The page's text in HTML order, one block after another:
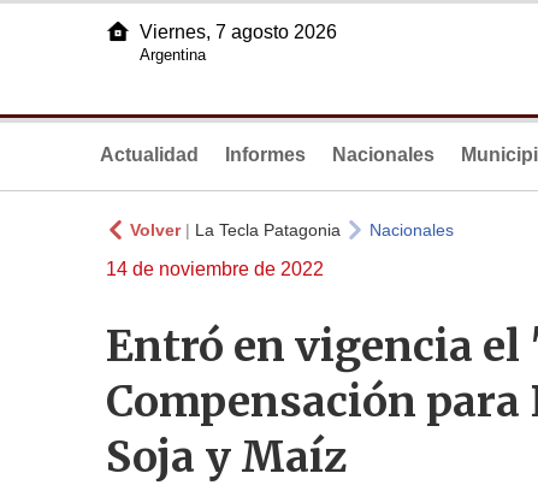
Viernes, 7 agosto 2026
Argentina
Actualidad Informes Nacionales
Volver| La Tecla Patagonia Nacionales
14 de noviembre de 2022
Entró en vigencia el
Compensación para
Soja y Maíz